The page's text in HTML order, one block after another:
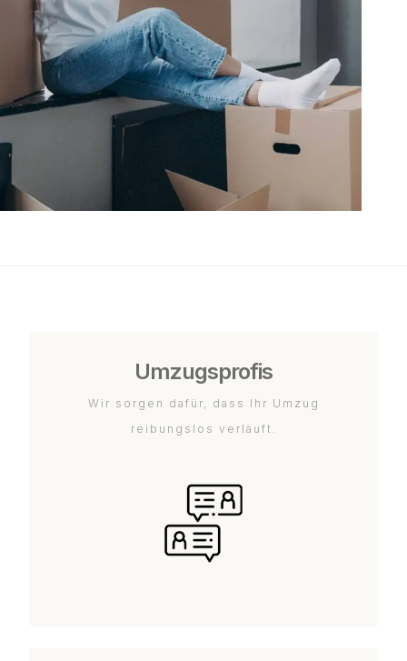
Umzugsprofis
Wir sorgen dafür, dass Ihr Umzug
reibungslos verläuft.